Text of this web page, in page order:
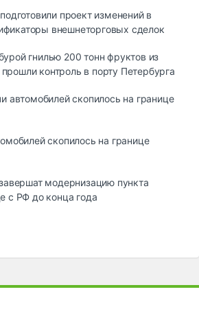
проект изменений в
внешнеторговых сделок
гнилью 200 тонн фруктов из
контроль в порту Петербурга
автомобилей скопилось на границе
скопилось на границе
модернизацию пункта
с РФ до конца года